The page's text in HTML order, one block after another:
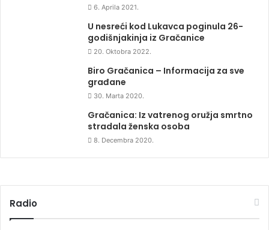
6. Aprila 2021.
U nesreći kod Lukavca poginula 26-
godišnjakinja iz Gračanice
20. Oktobra 2022.
Biro Gračanica – Informacija za sve
građane
30. Marta 2020.
Gračanica: Iz vatrenog oružja smrtno
stradala ženska osoba
8. Decembra 2020.
Radio